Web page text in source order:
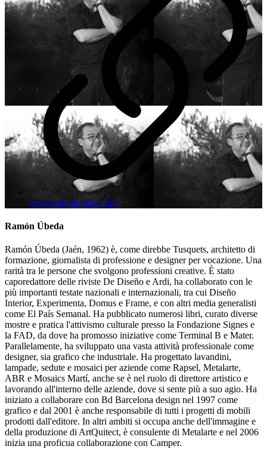
www.ramonubeda.com
Ramón Úbeda
Ramón Úbeda (Jaén, 1962) è, come direbbe Tusquets, architetto di
formazione, giornalista di professione e designer per vocazione. Una
rarità tra le persone che svolgono professioni creative. È stato
caporedattore delle riviste De Diseño e Ardi, ha collaborato con le
più importanti testate nazionali e internazionali, tra cui Diseño
Interior, Experimenta, Domus e Frame, e con altri media generalisti
come El País Semanal. Ha pubblicato numerosi libri, curato diverse
mostre e pratica l'attivismo culturale presso la Fondazione Signes e
la FAD, da dove ha promosso iniziative come Terminal B e Mater.
Parallelamente, ha sviluppato una vasta attività professionale come
designer, sia grafico che industriale. Ha progettato lavandini,
lampade, sedute e mosaici per aziende come Rapsel, Metalarte,
ABR e Mosaics Martí, anche se è nel ruolo di direttore artistico e
lavorando all'interno delle aziende, dove si sente più a suo agio. Ha
iniziato a collaborare con Bd Barcelona design nel 1997 come
grafico e dal 2001 è anche responsabile di tutti i progetti di mobili
prodotti dall'editore. In altri ambiti si occupa anche dell'immagine e
della produzione di ArtQuitect, è consulente di Metalarte e nel 2006
inizia una proficua collaborazione con Camper.